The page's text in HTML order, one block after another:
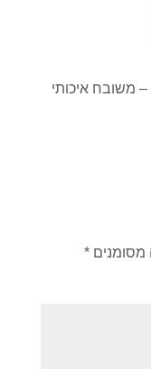
– משובח איכותי
*